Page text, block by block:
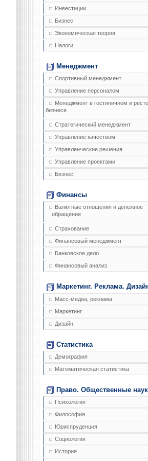
Инвестиции
Бизнес
Экономическая теория
Налоги
Менеджмент
Спортивный менеджмент
Управление персоналом
Менеджмент в гостиничном и
бизнесе
Стратегический менеджмент
Управление качеством
Управленческие решения
Управление проектами
Бизнес
Финансы
Валютные отношения и денежное
обращение
Страхование
Финансовый менеджмент
Банковское дело
Финансовый анализ
Маркетинг. Реклама.
Масс-медиа, реклама
Маркетинг
Дизайн
Статистика
Демография
Математическая статистика
Право. Общественные
Психология
Философия
Юриспруденция
Социология
История